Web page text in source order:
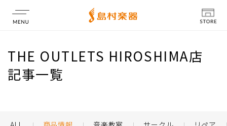
店舗情報
THE OUTLETS HIROSHIMA店
記事一覧